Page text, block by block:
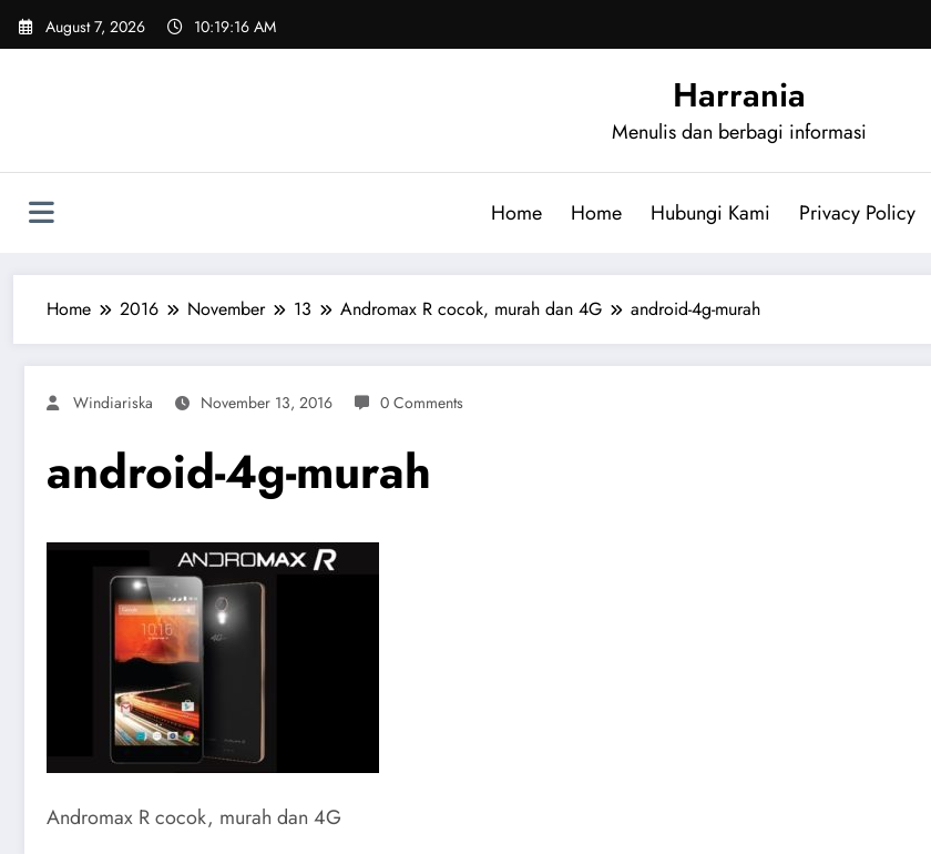
Skip
August 7, 2026 10:19:16 AM
Harrania
Menulis dan berbagi informasi
Home Home Hubungi Kami Privacy Policy
Home 2016 November 13 Andromax R cocok, murah dan 4G android-4g-murah
Windiariska November 13, 2016 0 Comments
android-4g-murah
Andromax R cocok, murah dan 4G